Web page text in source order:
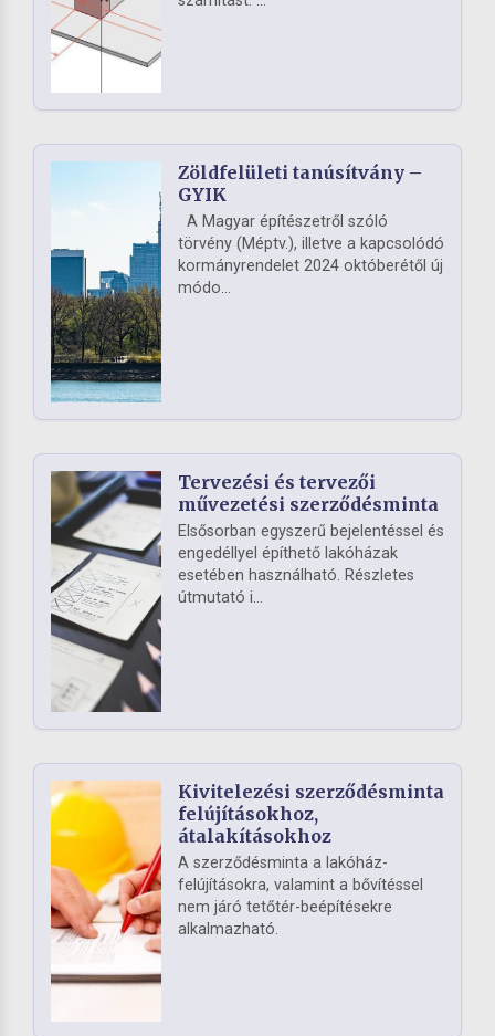
Zöldfelületi tanúsítvány –
GYIK
A Magyar építészetről szóló
törvény (Méptv.), illetve a kapcsolódó
kormányrendelet 2024 októberétől új
módo...
Tervezési és tervezői
művezetési szerződésminta
Elsősorban egyszerű bejelentéssel és
engedéllyel építhető lakóházak
esetében használható. Részletes
útmutató i...
Kivitelezési szerződésminta
felújításokhoz,
átalakításokhoz
A szerződésminta a lakóház-
felújításokra, valamint a bővítéssel
nem járó tetőtér-beépítésekre
alkalmazható.